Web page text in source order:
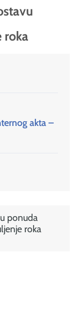
roka
akta –
ponuda
roka